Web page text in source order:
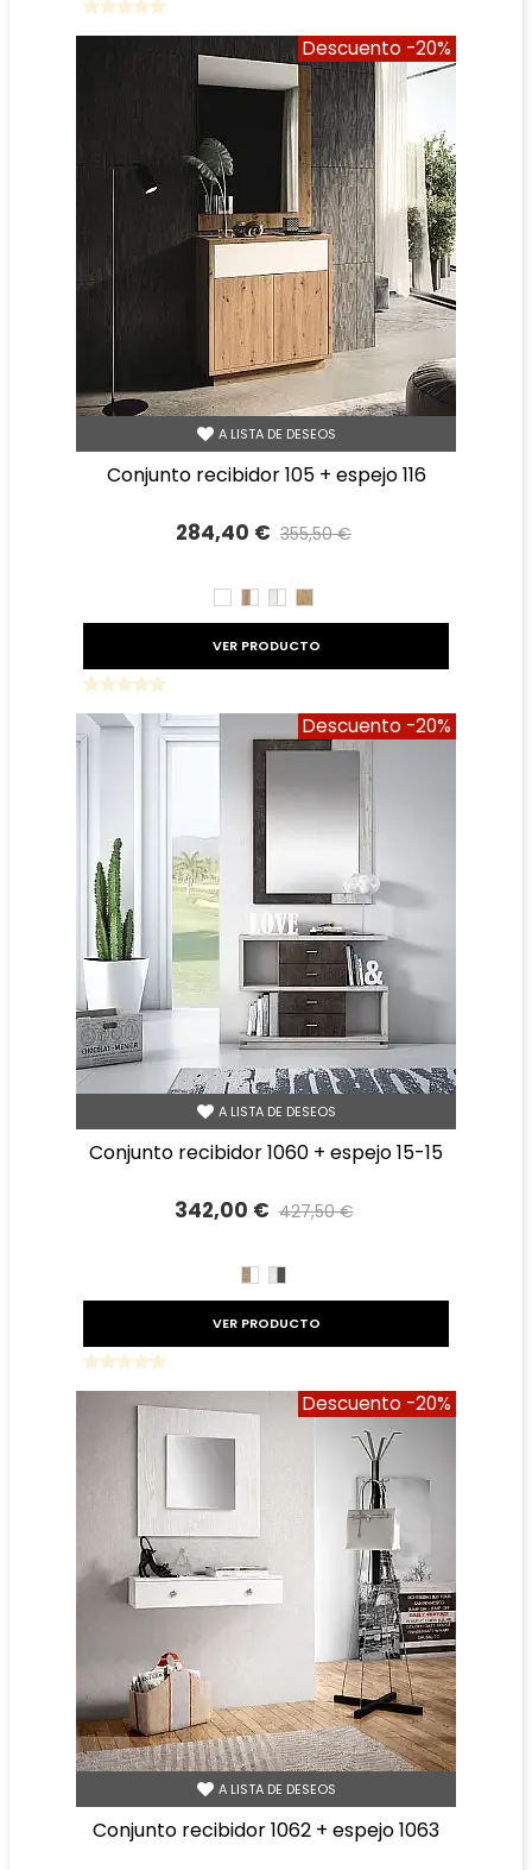
Descuento -20%
A LISTA DE DESEOS
conjunto recibidor 105 + espejo 116
284,40 € 355,50 €
BLANCO
ROBLE
TIBETROBLE
VER PRODUCTO
Descuento -20%
A LISTA DE DESEOS
conjunto recibidor 1060 + espejo 15-15
342,00 € 427,50 €
CAMBRIAN/BLANCO
TIBET
VER PRODUCTO
Descuento -20%
A LISTA DE DESEOS
conjunto recibidor 1062 + espejo 1063